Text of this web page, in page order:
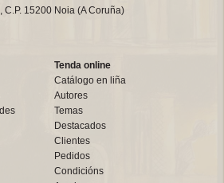
C.P. 15200 Noia (A Coruña)
Tenda online
Catálogo en liña
Autores
Temas
Destacados
Clientes
Pedidos
Condicións